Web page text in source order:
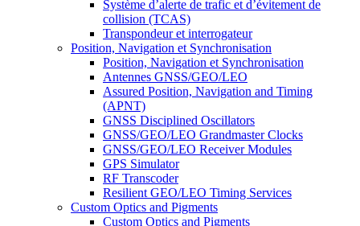
Système d’alerte de trafic et d’évitement de
collision (TCAS)
Transpondeur et interrogateur
Position, Navigation et Synchronisation
Position, Navigation et Synchronisation
Antennes GNSS/GEO/LEO
Assured Position, Navigation and Timing
(APNT)
GNSS Disciplined Oscillators
GNSS/GEO/LEO Grandmaster Clocks
GNSS/GEO/LEO Receiver Modules
GPS Simulator
RF Transcoder
Resilient GEO/LEO Timing Services
Custom Optics and Pigments
Custom Optics and Pigments